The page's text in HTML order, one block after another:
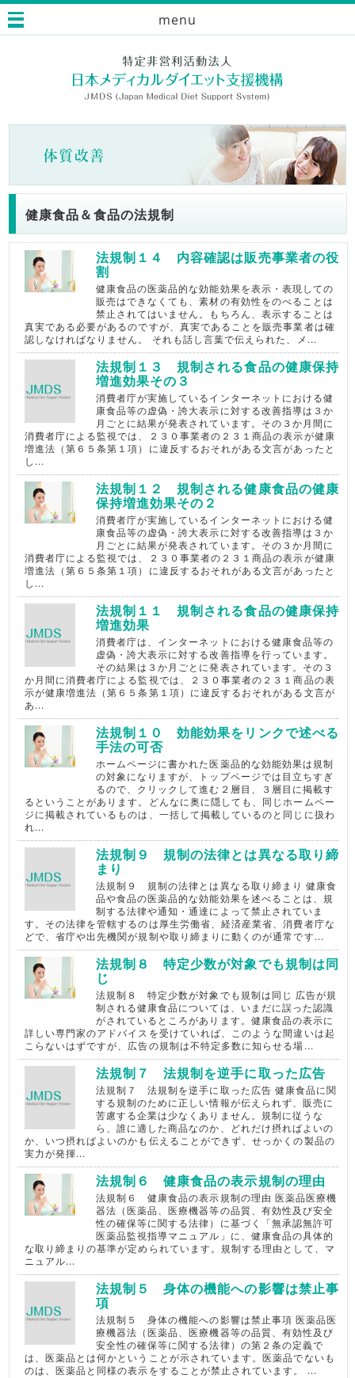
menu
健康食品＆食品の法規制
法規制１４ 内容確認は販売事業者の役
割
健康食品の医薬品的な効能効果を表示・表現しての
販売はできなくても、素材の有効性をのべることは
禁止されてはいません。もちろん、表示することは
真実である必要があるのですが、真実であることを販売事業者は確
認しなければなりません。 それも話し言葉で伝えられた、メ...
法規制１３ 規制される食品の健康保持
増進効果その３
消費者庁が実施しているインターネットにおける健
康食品等の虚偽・誇大表示に対する改善指導は３か
月ごとに結果が発表されています。その３か月間に
消費者庁による監視では、２３０事業者の２３１商品の表示が健康
増進法（第６５条第１項）に違反するおそれがある文言があったと
し...
法規制１２ 規制される健康食品の健康
保持増進効果その２
消費者庁が実施しているインターネットにおける健
康食品等の虚偽・誇大表示に対する改善指導は３か
月ごとに結果が発表されています。その３か月間に
消費者庁による監視では、２３０事業者の２３１商品の表示が健康
増進法（第６５条第１項）に違反するおそれがある文言があったと
し...
法規制１１ 規制される食品の健康保持
増進効果
消費者庁は、インターネットにおける健康食品等の
虚偽・誇大表示に対する改善指導を行っています。
その結果は３か月ごとに発表されています。その３
か月間に消費者庁による監視では、２３０事業者の２３１商品の表
示が健康増進法（第６５条第１項）に違反するおそれがある文言が
あ...
法規制１０ 効能効果をリンクで述べる
手法の可否
ホームページに書かれた医薬品的な効能効果は規制
の対象になりますが、トップページでは目立ちすぎ
るので、クリックして進む２層目、３層目に掲載す
るということがあります。どんなに奥に隠しても、同じホームペー
ジに掲載されているものは、一括して掲載しているのと同じに扱わ
れ...
法規制９ 規制の法律とは異なる取り締
まり
法規制９ 規制の法律とは異なる取り締まり 健康食
品や食品の医薬品的な効能効果を述べることは、規
制する法律や通知・通達によって禁止されていま
す。その法律を管轄するのは厚生労働省、経済産業省、消費者庁な
どで、省庁や出先機関が規制や取り締まりに動くのが通常です...
法規制８ 特定少数が対象でも規制は同
じ
法規制８ 特定少数が対象でも規制は同じ 広告が規
制される健康食品については、いまだに誤った認識
がされているところがあります。健康食品の表示に
詳しい専門家のアドバイスを受けていれば、このような間違いは起
こらないはずですが、広告の規制は不特定多数に知らせる場...
法規制７ 法規制を逆手に取った広告
法規制７ 法規制を逆手に取った広告 健康食品に関
する規制のために正しい情報が伝えられず、販売に
苦慮する企業は少なくありません。規制に従うな
ら、誰に適した商品なのか、どれだけ摂ればよいの
か、いつ摂ればよいのかも伝えることができず、せっかくの製品の
実力が発揮...
法規制６ 健康食品の表示規制の理由
法規制６ 健康食品の表示規制の理由 医薬品医療機
器法（医薬品、医療機器等の品質、有効性及び安全
性の確保等に関する法律）に基づく「無承認無許可
医薬品監視指導マニュアル」に、健康食品の具体的
な取り締まりの基準が定められています。規制する理由として、マ
ニュアル...
法規制５ 身体の機能への影響は禁止事
項
法規制５ 身体の機能への影響は禁止事項 医薬品医
療機器法（医薬品、医療機器等の品質、有効性及び
安全性の確保等に関する法律）の第２条の定義で
は、医薬品とは何かということが示されています。医薬品でないも
のは、医薬品と同様の表示をすることが禁止されています。 ...